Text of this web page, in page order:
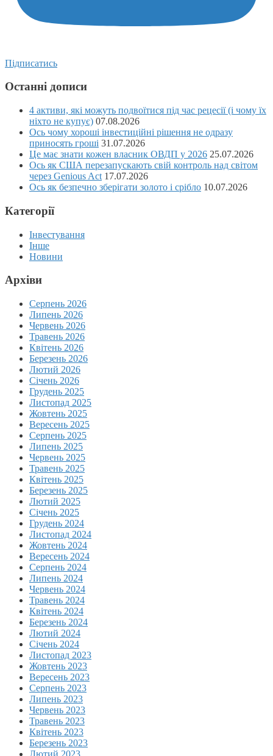
Підписатись
Останні дописи
4 активи, які можуть подвоїтися під час рецесії (і чому їх
ніхто не купує) 07.08.2026
Ось чому хороші інвестиційні рішення не одразу
приносять гроші 31.07.2026
Це має знати кожен власник ОВДП у 2026 25.07.2026
Ось як США перезапускають свій контроль над світом
через Genious Act 17.07.2026
Ось як безпечно зберігати золото і срібло 10.07.2026
Категорії
Інвестування
Інше
Новини
Архіви
Серпень 2026
Липень 2026
Червень 2026
Травень 2026
Квітень 2026
Березень 2026
Лютий 2026
Січень 2026
Грудень 2025
Листопад 2025
Жовтень 2025
Вересень 2025
Серпень 2025
Липень 2025
Червень 2025
Травень 2025
Квітень 2025
Березень 2025
Лютий 2025
Січень 2025
Грудень 2024
Листопад 2024
Жовтень 2024
Вересень 2024
Серпень 2024
Липень 2024
Червень 2024
Травень 2024
Квітень 2024
Березень 2024
Лютий 2024
Січень 2024
Листопад 2023
Жовтень 2023
Вересень 2023
Серпень 2023
Липень 2023
Червень 2023
Травень 2023
Квітень 2023
Березень 2023
Лютий 2023